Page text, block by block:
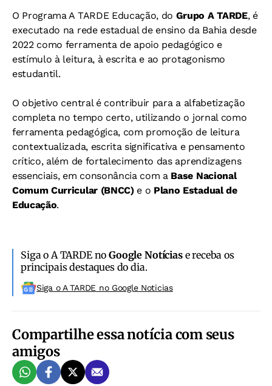
O Programa A TARDE Educação, do Grupo A TARDE, é
executado na rede estadual de ensino da Bahia desde
2022 como ferramenta de apoio pedagógico e
estímulo à leitura, à escrita e ao protagonismo
estudantil.
O objetivo central é contribuir para a alfabetização
completa no tempo certo, utilizando o jornal como
ferramenta pedagógica, com promoção de leitura
contextualizada, escrita significativa e pensamento
crítico, além de fortalecimento das aprendizagens
essenciais, em consonância com a Base Nacional
Comum Curricular (BNCC)e o Plano Estadual de
Educação.
Siga o A TARDE noGoogle Notíciase receba os
principais destaques do dia.
Siga o A TARDE no Google Noticias
Compartilhe essa notícia com seus
amigos